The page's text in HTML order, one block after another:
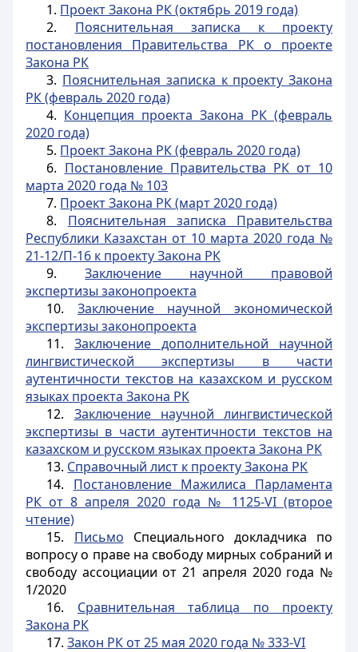
1. Проект Закона РК (октябрь 2019 года)
2. Пояснительная записка к проекту
постановления Правительства РК о проекте
Закона РК
3. Пояснительная записка к проекту Закона
РК (февраль 2020 года)
4. Концепция проекта Закона РК (февраль
2020 года)
5. Проект Закона РК (февраль 2020 года)
6. Постановление Правительства РК от 10
марта 2020 года № 103
7. Проект Закона РК (март 2020 года)
8. Пояснительная записка Правительства
Республики Казахстан от 10 марта 2020 года №
21-12/П-16 к проекту Закона РК
9.Заключение научной правовой
экспертизы законопроекта
10. Заключение научной экономической
экспертизы законопроекта
11.Заключение дополнительной научной
лингвистической экспертизы в части
аутентичности текстов на казахском и русском
языках проекта Закона РК
12. Заключение научной лингвистической
экспертизы в части аутентичности текстов на
казахском и русском языках проекта Закона РК
13. Справочный лист к проекту Закона РК
14. Постановление Мажилиса Парламента
РК от 8 апреля 2020 года № 1125-VI (второе
чтение)
15. Письмо Специального докладчика по
вопросу о праве на свободу мирных собраний и
свободу ассоциации от 21 апреля 2020 года №
1/2020
16. Сравнительная таблица по проекту
Закона РК
17.Закон РК от 25 мая 2020 года № 333-VI